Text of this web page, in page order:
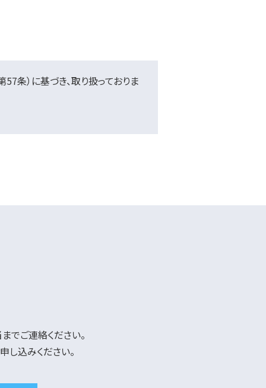
）に基づき、取り扱っておりま
でご連絡ください。
し込みください。